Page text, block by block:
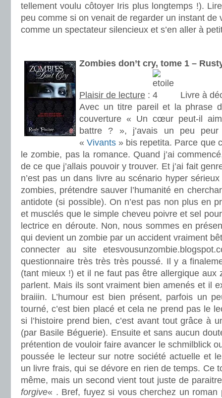
tellement voulu côtoyer Iris plus longtemps !).
peu comme si on venait de regarder un instant de
comme un spectateur silencieux et s’en aller à
Zombies don’t cry, tome 1 –
Plaisir de lecture :
Livre à
Avec un titre pareil et la phrase
couverture « Un cœur peut-il
battre ? », j’avais un peu
«Vivants » bis repetita. Parce que
le zombie, pas la romance. Quand j’ai
de ce que j’allais pouvoir y trouver. Et j’ai fait
n’est pas un dans livre au scénario hyper
zombies, prétendre sauver l’humanité en
antidote (si possible). On n’est pas non plus en
et musclés que le simple cheveu poivre et sel
lectrice en déroute. Non, nous sommes en
qui devient un zombie par un accident vraiment
connecter au site
questionnaire très très très poussé. Il y a
(tant mieux !) et il ne faut pas être allergique aux
parlent. Mais ils sont vraiment bien amenés et il
braiiin. L’humour est bien présent, parfois un
tourné, c’est bien placé et cela ne prend pas le
si l’histoire prend bien, c’est avant tout grâce à
(par Basile Béguerie). Ensuite et sans aucun
prétention de vouloir faire avancer le schmilblick
poussée le lecteur sur notre société actuelle et
un livre frais, qui se dévore en rien de temps. Ce
même, mais un second vient tout juste de
forgive« . Bref, fuyez si vous cherchez un roman